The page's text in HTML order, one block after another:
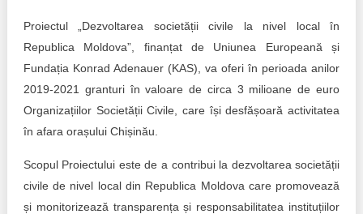
Proiectul „Dezvoltarea societății civile la nivel local în
Republica Moldova”, finanțat de Uniunea Europeană și
Fundația Konrad Adenauer (KAS), va oferi în perioada anilor
2019-2021 granturi în valoare de circa 3 milioane de euro
Organizațiilor Societății Civile, care își desfășoară activitatea
în afara orașului Chișinău.
Scopul Proiectului este de a contribui la dezvoltarea societății
civile de nivel local din Republica Moldova care promovează
și monitorizează transparența și responsabilitatea instituțiilor